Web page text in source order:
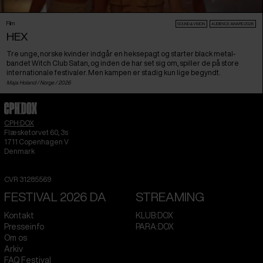
Film SOUND & VISION AUDIENCE AWARD 2026
HEX
Tre unge, norske kvinder indgår en heksepagt og starter black metal-
bandet Witch Club Satan, og inden de har set sig om, spiller de på store
internationale festivaler. Men kampen er stadig kun lige begyndt.
Maja Holand / Norge / 2026
CPH:DOX
Flæsketorvet 60, 3s
1711 Copenhagen V
Denmark
CVR 31285569
FESTIVAL 2026 DA
Kontakt
Presseinfo
Om os
Arkiv
FAQ Festival
STREAMING
KLUB:DOX
PARA:DOX